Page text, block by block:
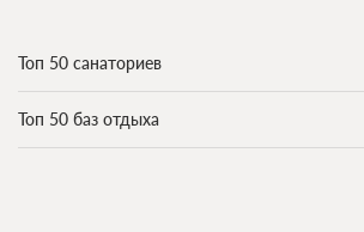
Топ 50 санаториев
Топ 50 баз отдыха